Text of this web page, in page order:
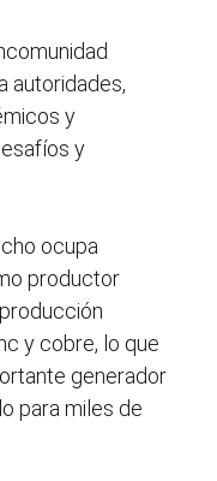
autoridades,
y
y
ocupa
productor
y cobre, lo que
generador
para miles de